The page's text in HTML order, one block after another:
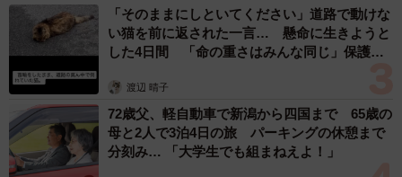
「そのままにしといてください」道路で動けな
い猫を前に返された一言… 懸命に生きようと
した4日間 「命の重さはみんな同じ」保護団
渡辺 晴子
72歳父、軽自動車で新潟から四国まで 65歳の
母と2人で3泊4日の旅 パーキングの休憩まで
分刻み… 「大学生でも組まねえよ！」